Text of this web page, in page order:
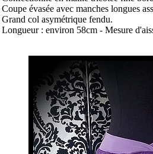
Coupe évasée avec manches longues
Grand col asymétrique fendu.
Longueur : environ 58cm - Mesure